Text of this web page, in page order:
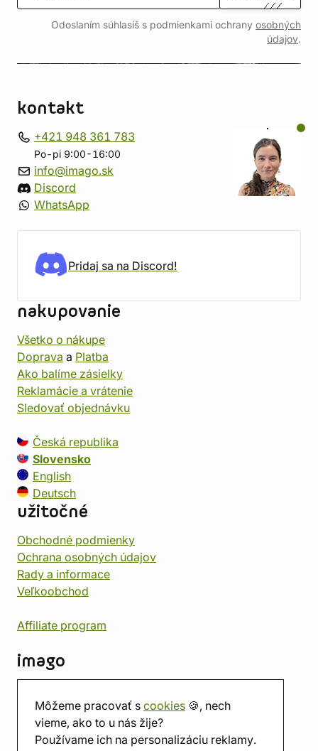
Môžeme pracovať s cookies 🍪, nech
vieme, ako to u nás žije?
Používame ich na personalizáciu reklamy.
Odoslaním súhlasíš s podmienkami ochrany osobných
údajov.
kontakt
+421 948 361 783
Po-pi 9:00-16:00
info@imago.sk
Discord
WhatsApp
Pridaj sa na Discord!
nakupovanie
Všetko o nákupe
Doprava a Platba
Ako balíme zásielky
Reklamácie a vrátenie
Sledovať objednávku
Česká republika
Slovensko
English
Deutsch
užitočné
Obchodné podmienky
Ochrana osobných údajov
Rady a informace
Veľkoobchod
Affiliate program
imago
Predajňa
Herňa
O nás